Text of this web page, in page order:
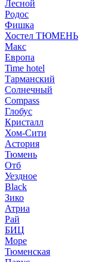
Лесной
Родос
Фишка
Хостел ТЮМЕНЬ
Макс
Европа
Time hotel
Тарманский
Солнечный
Compass
Глобус
Кристалл
Хом-Сити
Астория
Тюмень
Отб
Уездное
Black
Зико
Атриа
Рай
БИЦ
Море
Тюменская